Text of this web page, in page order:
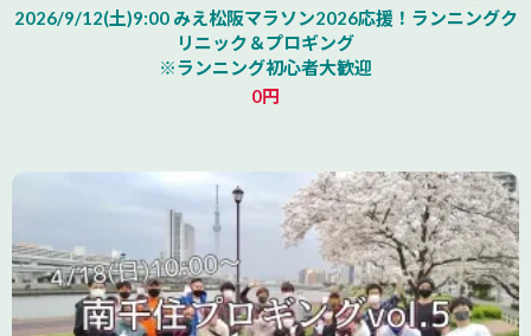
2026/9/12(土)9:00 みえ松阪マラソン2026応援！ランニングク
リニック＆プロギング
※ランニング初心者大歓迎
0円